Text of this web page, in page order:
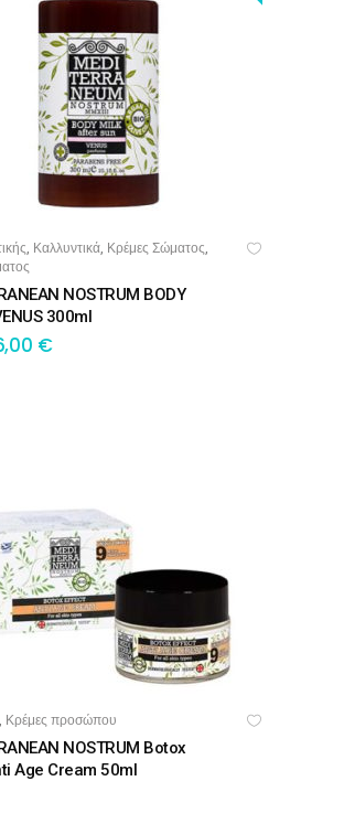
ΣΤΟ ΚΑΛΆΘΙ
, Καλλυντικά, Κρέμες Σώματος,
NOSTRUM BODY
300ml
€
ΣΤΟ ΚΑΛΆΘΙ
, Κρέμες προσώπου
NOSTRUM Botox
Age Cream 50ml